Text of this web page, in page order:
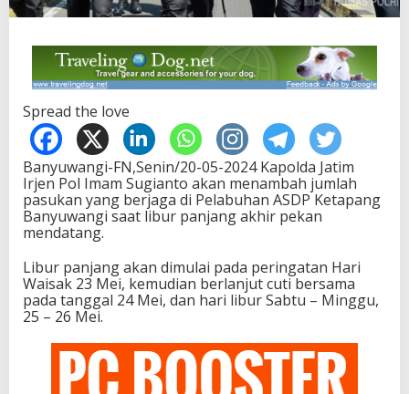
Spread the love
Banyuwangi-FN,Senin/20-05-2024 Kapolda Jatim
Irjen Pol Imam Sugianto akan menambah jumlah
pasukan yang berjaga di Pelabuhan ASDP Ketapang
Banyuwangi saat libur panjang akhir pekan
mendatang.
Libur panjang akan dimulai pada peringatan Hari
Waisak 23 Mei, kemudian berlanjut cuti bersama
pada tanggal 24 Mei, dan hari libur Sabtu – Minggu,
25 – 26 Mei.